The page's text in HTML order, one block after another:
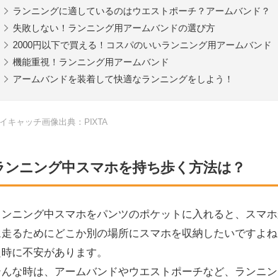
ランニングに適しているのはウエストポーチ？アームバンド？
失敗しない！ランニング用アームバンドの選び方
2000円以下で買える！コスパのいいランニング用アームバンド
機能重視！ランニング用アームバンド
アームバンドを装着して快適なランニングをしよう！
キャッチ画像出典：PIXTA
ンニング中スマホを持ち歩く方法は？
ンニング中スマホをパンツのポケットに入れると、スマ
走るためにどこか別の場所にスマホを収納したいですよ
に不安があります。
んな時は、アームバンドやウエストポーチなど、ランニ